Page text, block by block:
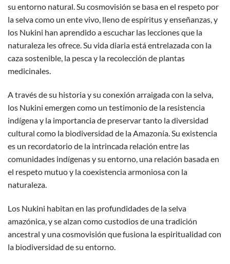
su entorno natural. Su cosmovisión se basa en el respeto por
la selva como un ente vivo, lleno de espíritus y enseñanzas, y
los Nukini han aprendido a escuchar las lecciones que la
naturaleza les ofrece. Su vida diaria está entrelazada con la
caza sostenible, la pesca y la recolección de plantas
medicinales.
A través de su historia y su conexión arraigada con la selva,
los Nukini emergen como un testimonio de la resistencia
indígena y la importancia de preservar tanto la diversidad
cultural como la biodiversidad de la Amazonía. Su existencia
es un recordatorio de la intrincada relación entre las
comunidades indígenas y su entorno, una relación basada en
el respeto mutuo y la coexistencia armoniosa con la
naturaleza.
Los Nukini habitan en las profundidades de la selva
amazónica, y se alzan como custodios de una tradición
ancestral y una cosmovisión que fusiona la espiritualidad con
la biodiversidad de su entorno.